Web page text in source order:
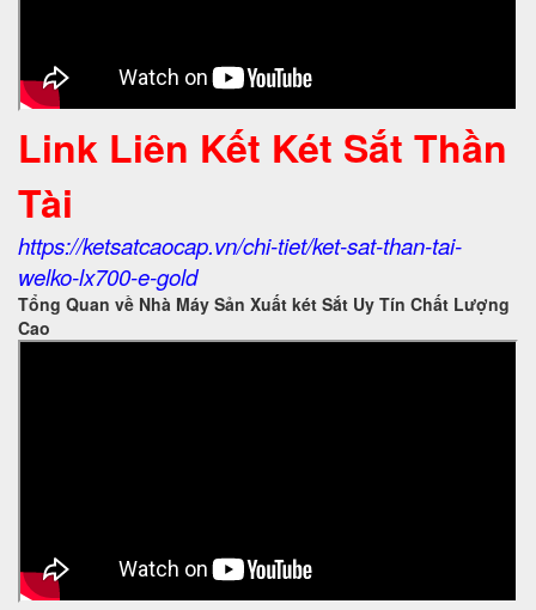
Link Liên Kết Két Sắt Thần
Tài
https://ketsatcaocap.vn/chi-tiet/ket-sat-than-tai-
welko-lx700-e-gold
Tổng Quan về Nhà Máy Sản Xuất két Sắt Uy Tín Chất Lượng
Cao